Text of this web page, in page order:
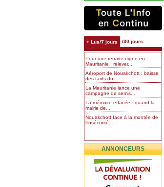
+ Lus/7 jours /30 jours
Pour une retraite digne en
Mauritanie : relever...
Aéroport de Nouakchott : baisse
des tarifs du...
La Mauritanie lance une
campagne de semis...
La mémoire effacée : quand la
mairie de...
Nouakchott face à la montée de
l’insécurité...
ANNONCEURS